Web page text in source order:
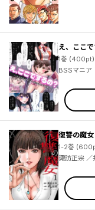
え、ここ
1巻 (400pt)
BSSマニア
復讐の魔女
1-2巻
諏訪